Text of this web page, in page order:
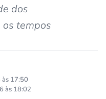
dos
tempos
17:50
às 18:02